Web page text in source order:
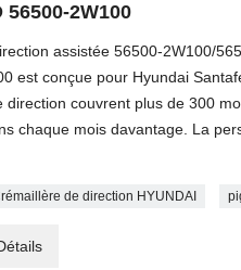
56500-2W100
assistée 56500-2W100/
est conçue pour Hyundai
direction couvrent plus de 300
chaque mois davantage. La
de direction HYUNDAI